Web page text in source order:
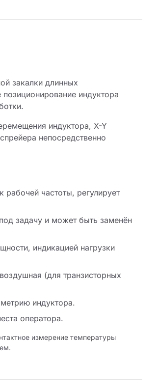
закалки длинных
индуктора
индуктора, X-Y
непосредственно
частоты, регулирует
задачу и может быть заменён
индикацией нагрузки
(для транзисторных
индуктора.
оператора.
измерение температуры